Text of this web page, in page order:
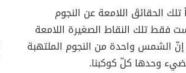
الحقائقَ اللامعة عن النجوم
فقط تلك النقاط الصغيرة اللامعة
الشمس واحدة من النجوم الملتهبة
وحدها كلّ كوكبنا.